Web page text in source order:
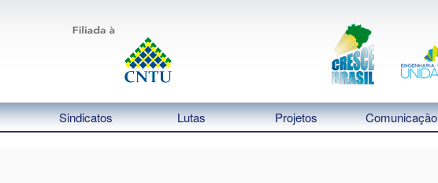
Sindicatos Lutas Projetos Comunicação